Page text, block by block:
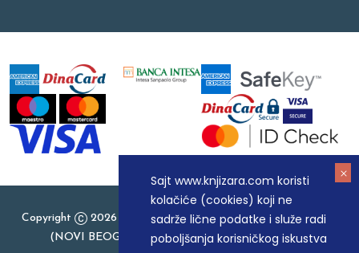
Sajt www.knjizara.com koristi
kolačiće (cookies) koji ne
sadrže lične podatke i služe radi
poboljšanja korisničkog iskustva
Copyright
2026 Knjizara.com - MAKART DOO BEOGRAD
(NOVI BEOGRAD), PIB: 105184104, MB: 20337524